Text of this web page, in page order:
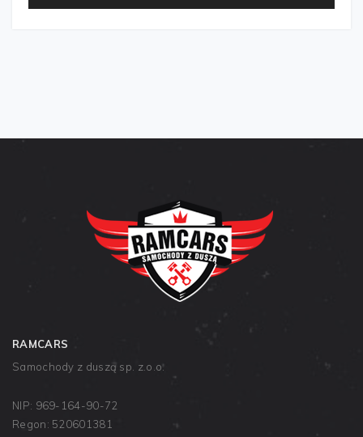
RAMCARS
Samochody z duszą sp. z.o.o.
NIP: 969-164-90-72
Regon: 520601381